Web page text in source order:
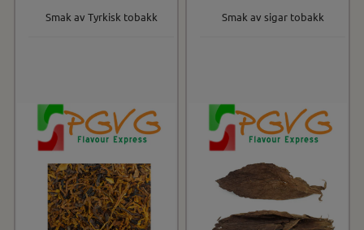
Smak av Tyrkisk tobakk Smak av sigar tobakk